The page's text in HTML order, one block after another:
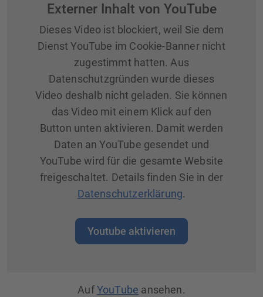
Externer Inhalt von YouTube
Dieses Video ist blockiert, weil Sie dem
Dienst YouTube im Cookie-Banner nicht
zugestimmt hatten. Aus
Datenschutzgründen wurde dieses
Video deshalb nicht geladen. Sie können
das Video mit einem Klick auf den
Button unten aktivieren. Damit werden
Daten an YouTube gesendet und
YouTube wird für die gesamte Website
freigeschaltet. Details finden Sie in der
Datenschutzerklärung.
Youtube aktivieren
AufYouTube ansehen.